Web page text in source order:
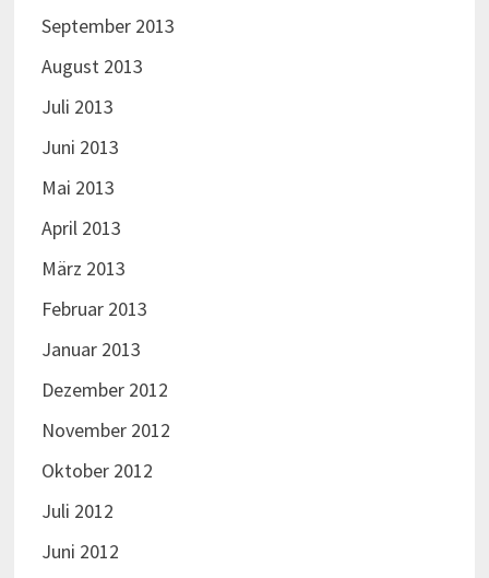
September 2013
August 2013
Juli 2013
Juni 2013
Mai 2013
April 2013
März 2013
Februar 2013
Januar 2013
Dezember 2012
November 2012
Oktober 2012
Juli 2012
Juni 2012